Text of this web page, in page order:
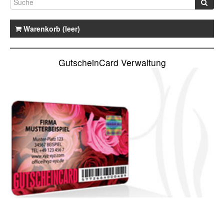
Warenkorb (leer)
GutscheinCard Verwaltung